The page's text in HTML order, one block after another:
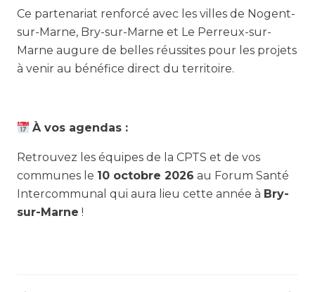
Ce partenariat renforcé avec les villes de Nogent-
sur-Marne, Bry-sur-Marne et Le Perreux-sur-
Marne augure de belles réussites pour les projets
à venir au bénéfice direct du territoire.
À vos agendas :
Retrouvez les équipes de la CPTS et de vos
communes le 10 octobre 2026 au Forum Santé
Intercommunal qui aura lieu cette année à Bry-
sur-Marne !